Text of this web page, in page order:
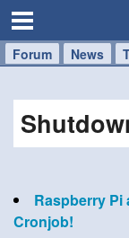
Forum News
Handy
Windows
Mac
Raspberry Pi
Cronjob!